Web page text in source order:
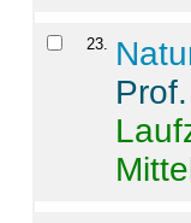
23.